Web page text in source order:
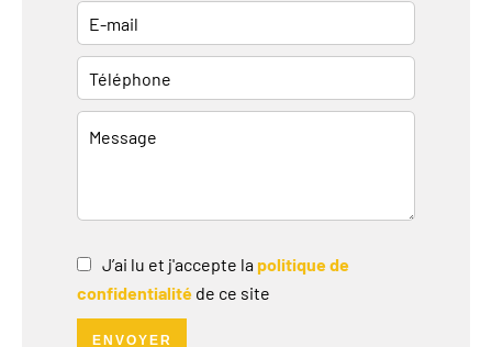
J’ai lu et j'accepte la politique de
confidentialité de ce site
ENVOYER